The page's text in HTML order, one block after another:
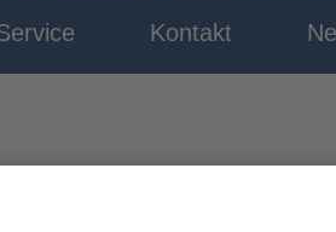
Kontakt